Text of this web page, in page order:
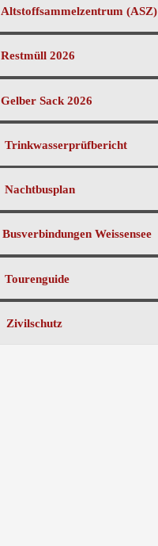
Altstoffsammelzentrum (ASZ)
Restmüll 2026
Gelber Sack 2026
Trinkwasserprüfbericht
Nachtbusplan
Busverbindungen Weissensee
Tourenguide
Zivilschutz